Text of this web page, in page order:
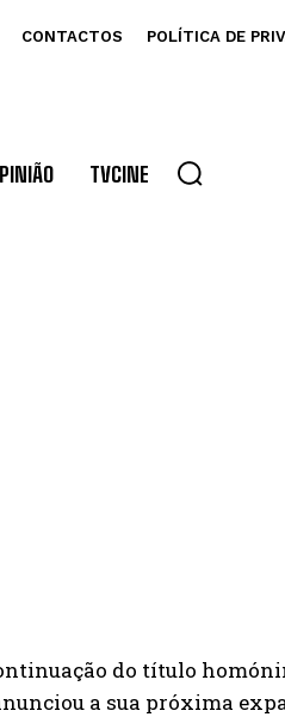
CONTACTOS POLÍTICA DE
TVCINE
do título
a sua próxima